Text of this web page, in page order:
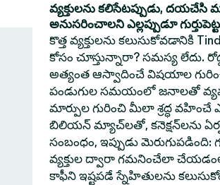
వ్యక్తులను కలిసేటప్పుడు, దయచేసి
అనుసరించాలని ఎల్లప్పుడూ
కొత్త వ్యక్తులను కలుసుకోవడానికి
కోసం చూస్తున్నారా? సమస్య లేదు.
అత్యంత ఆస్వాదించే విషయాల
పండుగుల సమయంలో జనాలతో
మార్పుల గురించి మీలా శ్రద్ధ వహించే
బిలియన్ మ్యాచ్‌లతో, కనెక్షన్‌లను
సంబంధం, ఇప్పుడు
వ్యక్తుల ద్వారా గమనించేలా
కాఫీని ఇష్టపడే స్నేహితులను